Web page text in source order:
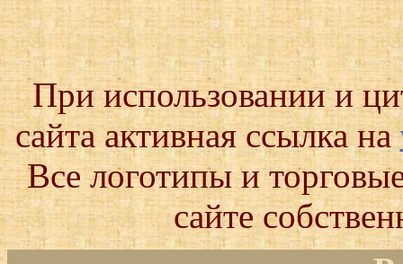
При использовании и
сайта активная ссылка на
Все логотипы и
сайте